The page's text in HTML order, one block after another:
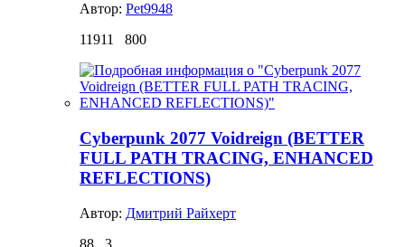
Автор: Pet9948
11911
800
Cyberpunk 2077 Voidreign (BETTER
FULL PATH TRACING, ENHANCED
REFLECTIONS)
Автор: Дмитрий Райхерт
88
3